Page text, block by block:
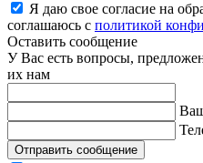
Я даю свое согласие на
соглашаюсь с политикой
Оставить сообщение
У Вас есть вопросы,
их нам
Отправить сообщение